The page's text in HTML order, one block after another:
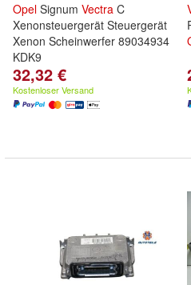
Opel Signum Vectra C
Xenonsteuergerät Steuergerät
Xenon Scheinwerfer 89034934
KDK9
32,32 €
Kostenloser Versand